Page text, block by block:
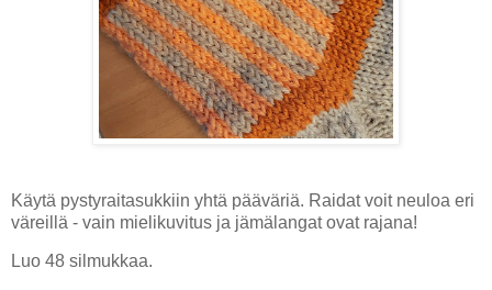
Käytä pystyraitasukkiin yhtä pääväriä. Raidat voit neuloa eri
väreillä - vain mielikuvitus ja jämälangat ovat rajana!
Luo 48 silmukkaa.